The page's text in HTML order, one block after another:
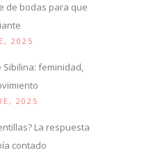
de bodas para que
2025
Sibilina: feminidad,
2025
La respuesta
contado